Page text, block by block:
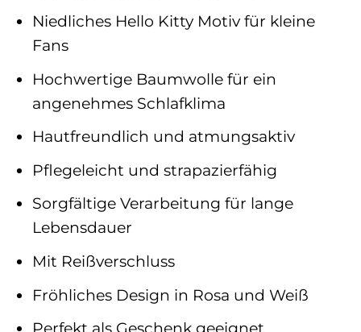
Niedliches Hello Kitty Motiv für kleine
Fans
Hochwertige Baumwolle für ein
angenehmes Schlafklima
Hautfreundlich und atmungsaktiv
Pflegeleicht und strapazierfähig
Sorgfältige Verarbeitung für lange
Lebensdauer
Mit Reißverschluss
Fröhliches Design in Rosa und Weiß